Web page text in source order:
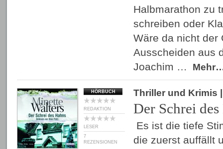
Halbmarathon zu
schreiben oder
Wäre da nicht der
Ausscheiden aus
Joachim …
HÖRBUCH
REDAKTION
LESER
7
REZENSIONEN
Thriller und Krimis
Der Schrei des
Es ist die tiefe
die zuerst auffällt